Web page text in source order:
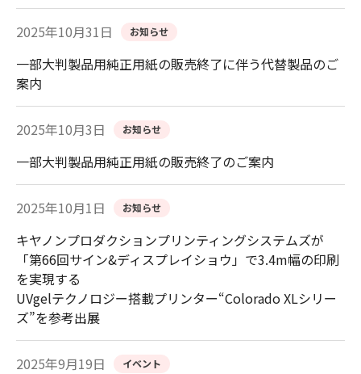
2025年10月31日 お知らせ
一部大判製品用純正用紙の販売終了に伴う代替製品のご
案内
2025年10月3日 お知らせ
一部大判製品用純正用紙の販売終了のご案内
2025年10月1日 お知らせ
キヤノンプロダクションプリンティングシステムズが
「第66回サイン&ディスプレイショウ」で3.4m幅の印刷
を実現する
UVgelテクノロジー搭載プリンター“Colorado XLシリー
ズ”を参考出展
2025年9月19日 イベント